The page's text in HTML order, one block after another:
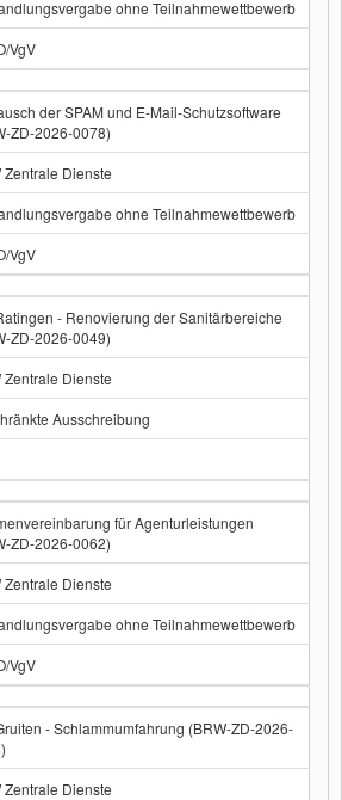
ohne Teilnahmewettbewerb
VgV
der SPAM und E-Mail-Schutzsoftware
ZD-2026-0078)
Zentrale Dienste
ohne Teilnahmewettbewerb
VgV
- Renovierung der Sanitärbereiche
ZD-2026-0049)
Zentrale Dienste
Ausschreibung
für Agenturleistungen
ZD-2026-0062)
Zentrale Dienste
ohne Teilnahmewettbewerb
VgV
- Schlammumfahrung (BRW-ZD-2026-
Zentrale Dienste